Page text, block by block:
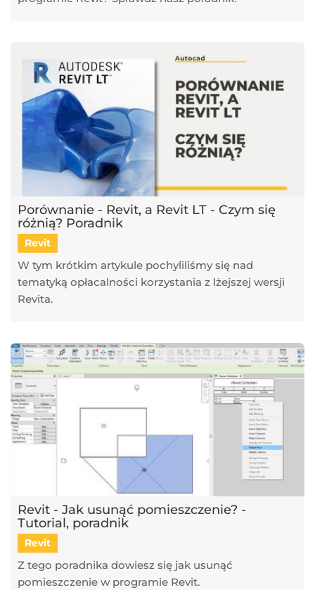
Porównanie - Revit, a Revit LT - Czym się
różnią? Poradnik
Revit
W tym krótkim artykule pochyliliśmy się nad
tematyką opłacalności korzystania z lżejszej wersji
Revita.
Revit - Jak usunąć pomieszczenie? -
Tutorial, poradnik
Revit
Z tego poradnika dowiesz się jak usunąć
pomieszczenie w programie Revit.